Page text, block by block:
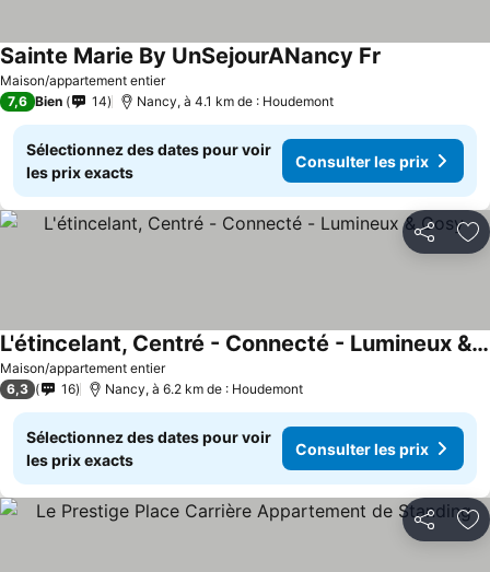
Maison/appartement entier
Sainte Marie By UnSejourANancy Fr
7,6 Bien 14 Nancy, à 4.1 km de : Houdemont
Sélectionnez des dates pour voir
les prix exacts
Consulter les prix
Partager
Maison/appartement entier
L'étincelant, Centré - Connecté - Lumineux & Cosy
6,3 16 Nancy, à 6.2 km de : Houdemont
Sélectionnez des dates pour voir
les prix exacts
Consulter les prix
Partager